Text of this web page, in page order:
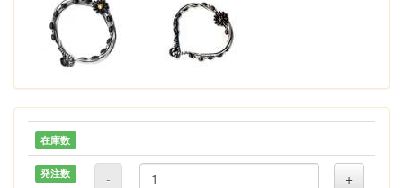
在庫数
発注数 - +